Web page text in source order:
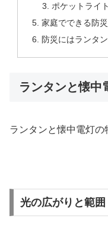
ポケットライ
家庭でできる防
防災にはランタ
ランタンと懐中
ランタンと懐中電灯の
光の広がりと範囲